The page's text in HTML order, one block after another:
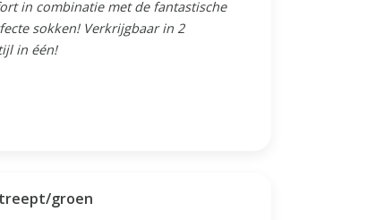
in combinatie met de fantastische
sokken! Verkrijgbaar in 2
in één!
groen